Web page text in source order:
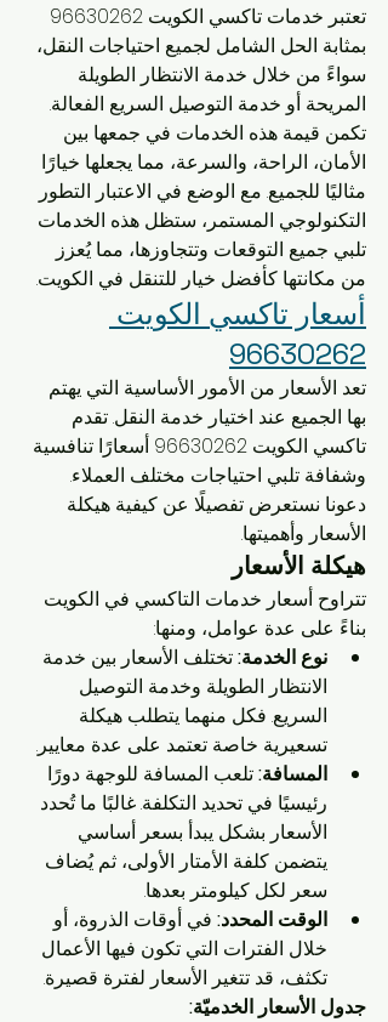
بمثابة الحل الشامل لجميع احتياجات النقل،
سواءً من خلال خدمة الانتظار الطويلة
المريحة أو خدمة التوصيل السريع الفعالة.
تكمن قيمة هذه الخدمات في جمعها بين
الأمان، الراحة، والسرعة، مما يجعلها خيارًا
مثاليًا للجميع. مع الوضع في الاعتبار التطور
التكنولوجي المستمر، ستظل هذه الخدمات
تلبي جميع التوقعات وتتجاوزها، مما يُعزز
من مكانتها كأفضل خيار للتنقل في الكويت.
أسعار تاكسي الكويت
96630262
تعد الأسعار من الأمور الأساسية التي يهتم
بها الجميع عند اختيار خدمة النقل. تقدم
تاكسي الكويت 96630262 أسعارًا تنافسية
وشفافة تلبي احتياجات مختلف العملاء.
دعونا نستعرض تفصيلًا عن كيفية هيكلة
الأسعار وأهميتها.
هيكلة الأسعار
تتراوح أسعار خدمات التاكسي في الكويت
بناءً على عدة عوامل، ومنها:
نوع الخدمة: تختلف الأسعار بين خدمة
الانتظار الطويلة وخدمة التوصيل
السريع. فكل منهما يتطلب هيكلة
تسعيرية خاصة تعتمد على عدة معايير.
المسافة: تلعب المسافة للوجهة دورًا
رئيسيًا في تحديد التكلفة. غالبًا ما تُحدد
الأسعار بشكل يبدأ بسعر أساسي
يتضمن كلفة الأمتار الأولى، ثم يُضاف
سعر لكل كيلومتر بعدها.
الوقت المحدد: في أوقات الذروة، أو
خلال الفترات التي تكون فيها الأعمال
تكثف، قد تتغير الأسعار لفترة قصيرة.
جدول الأسعار الخدميّة: